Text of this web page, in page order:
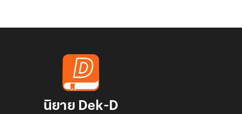
นิยาย Dek-D